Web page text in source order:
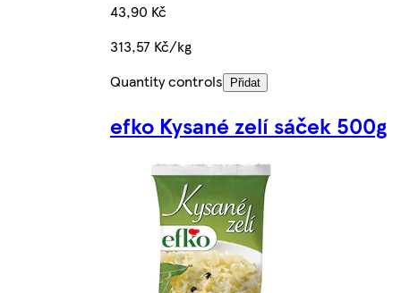
43,90 Kč
313,57 Kč/kg
Quantity controls
Přidat
efko Kysané zelí sáček 500g